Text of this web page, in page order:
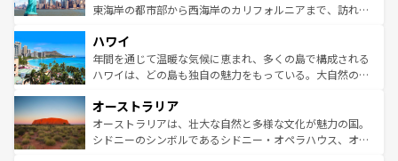
ことができる。国民の所得が高いため物価も高いが、旅行
ば市内交通費無料で観光を楽しむこともできる。 なお、新
着のスイス情報はコンテンツ一覧 を参照してほしい。
東海岸の都市部から西海岸のカリフォルニアまで、訪れる
のような巨大都市は、観光、ショッピング、エンターテイ
ンメントが詰まった刺激的なスポットだ。一方、アメリカ
西部には大自然が広がり、グランドキャニオンやイエロー
部のニューオーリンズでは、音楽と美食が融合した独特の
文化が魅力。旅行者はアメリカの各地域で異なる魅力を楽
しみながら、その多様性と豊かな歴史を感じることができ
ハワイ
年間を通じて温暖な気候に恵まれ、多くの島で構成される
ハワイは、どの島も独自の魅力をもっている。大自然の神
ワイ島は見逃せない。また、定番の観光地といえばオアフ
島だが、静かな自然を求めるならマウイ島やカウアイ島が
おすすめ。エメラルドグリーンに輝く海をはじめ、豊かな
オーストラリア
オーストラリアは、壮大な自然と多様な文化が魅力の国。
シドニーのシンボルであるシドニー・オペラハウス、オー